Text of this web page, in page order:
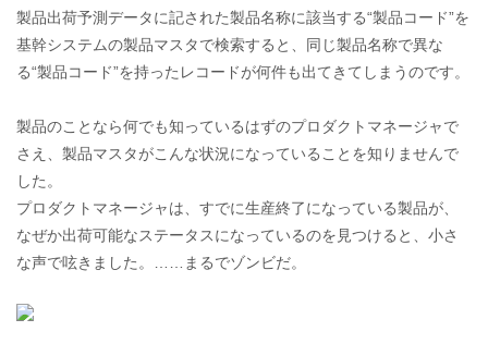
製品出荷予測データに記された製品名称に該当する“製品コード”を
基幹システムの製品マスタで検索すると、同じ製品名称で異な
る“製品コード”を持ったレコードが何件も出てきてしまうのです。
製品のことなら何でも知っているはずのプロダクトマネージャで
さえ、製品マスタがこんな状況になっていることを知りませんで
した。
プロダクトマネージャは、すでに生産終了になっている製品が、
なぜか出荷可能なステータスになっているのを見つけると、小さ
な声で呟きました。……まるでゾンビだ。